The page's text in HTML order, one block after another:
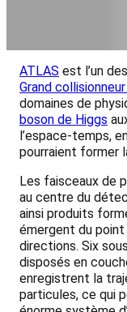
ATLAS est l’un
Grand
domaines de
boson de Higgs
l’espace-temps,
pourraient former
Les faisceaux de
au centre du
ainsi produits
émergent du
directions. Six
disposés en
enregistrent la
particules, ce qui